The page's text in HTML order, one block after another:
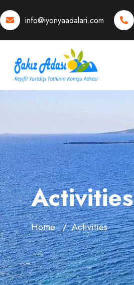
info@iyonyaadalari.com
Activities
Home Activities